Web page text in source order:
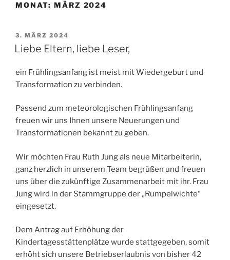
MONAT: MÄRZ 2024
VERÖFFENTLICHT
AM
3. MÄRZ 2024
Liebe Eltern, liebe Leser,
ein Frühlingsanfang ist meist mit Wiedergeburt und
Transformation zu verbinden.
Passend zum meteorologischen Frühlingsanfang
freuen wir uns Ihnen unsere Neuerungen und
Transformationen bekannt zu geben.
Wir möchten Frau Ruth Jung als neue Mitarbeiterin,
ganz herzlich in unserem Team begrüßen und freuen
uns über die zukünftige Zusammenarbeit mit ihr. Frau
Jung wird in der Stammgruppe der „Rumpelwichte“
eingesetzt.
Dem Antrag auf Erhöhung der
Kindertagesstättenplätze wurde stattgegeben, somit
erhöht sich unsere Betriebserlaubnis von bisher 42